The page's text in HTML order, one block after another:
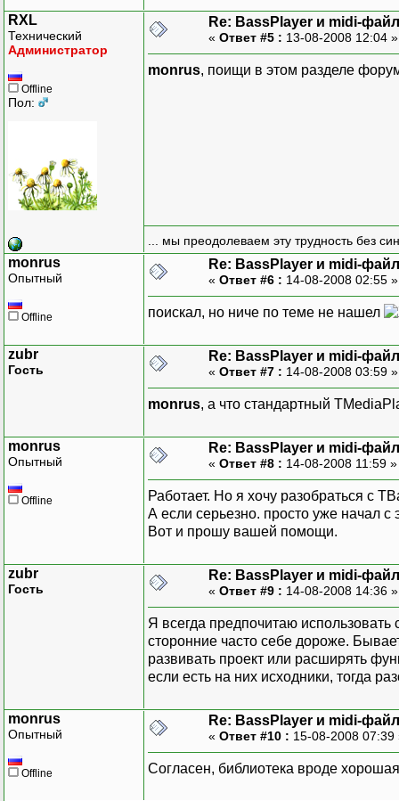
RXL
Технический
Администратор
Offline
Пол:
Re: BassPlayer и midi-
« Ответ #5 : 13-08-2008 12:04
monrus, поищи в этом разделе
... мы преодолеваем эту трудность без
monrus
Опытный
Offline
Re: BassPlayer и midi-
« Ответ #6 : 14-08-2008 02:55
поискал, но ниче по теме не нашел
zubr
Гость
Re: BassPlayer и midi-
« Ответ #7 : 14-08-2008 03:59
monrus, а что стандартный
monrus
Опытный
Offline
Re: BassPlayer и midi-
« Ответ #8 : 14-08-2008 11:59
Работает. Но я хочу разобраться с
А если серьезно. просто уже начал с
Вот и прошу вашей помощи.
zubr
Гость
Re: BassPlayer и midi-
« Ответ #9 : 14-08-2008 14:36
Я всегда предпочитаю
сторонние часто себе дороже.
развивать проект или расширять
если есть на них исходники, тогда
monrus
Опытный
Offline
Re: BassPlayer и midi-
« Ответ #10 : 15-08-2008
Согласен, библиотека вроде